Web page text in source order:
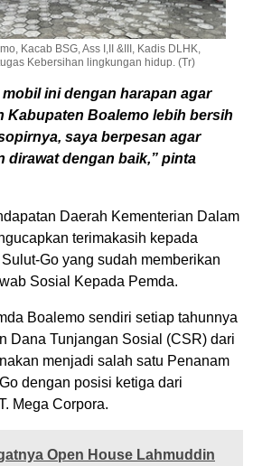
Kacab BSG, Ass I,II &III, Kadis DLHK,
Kebersihan lingkungan hidup. (Tr)
ini dengan harapan agar
Kabupaten Boalemo lebih bersih
saya berpesan agar
dirawat dengan baik,” pinta
Daerah Kementerian Dalam
terimakasih kepada
Go yang sudah memberikan
Sosial Kepada Pemda.
Boalemo sendiri setiap tahunnya
Dana Tunjangan Sosial (CSR) dari
menjadi salah satu Penanam
dengan posisi ketiga dari
Mega Corpora.
Open House Lahmuddin